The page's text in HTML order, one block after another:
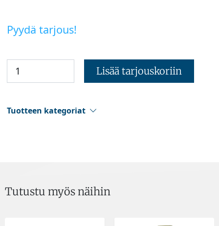
Pyydä tarjous!
Lisää tarjouskoriin
Tuotteen kategoriat
Tutustu myös näihin